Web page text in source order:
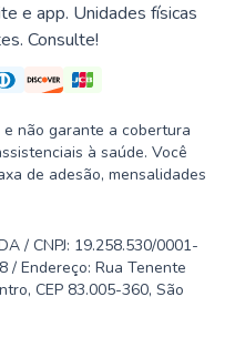
e app. Unidades físicas
Consulte!
não garante a cobertura
à saúde. Você
de adesão, mensalidades
/ CNPJ: 19.258.530/0001-
/ Endereço: Rua Tenente
CEP 83.005-360, São